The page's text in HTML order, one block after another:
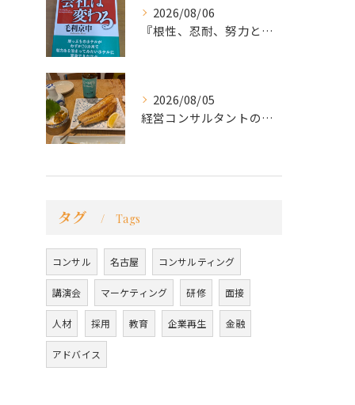
2026/08/06
『根性、忍耐、努力という言葉は死語なのか』
2026/08/05
経営コンサルタントのモーちゃん・毛利京申です。
タグ Tags
コンサル 名古屋 コンサルティング
講演会 マーケティング 研修 面接
人材 採用 教育 企業再生 金融
アドバイス